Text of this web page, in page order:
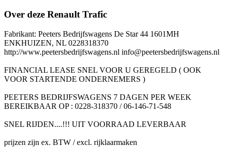
Over deze Renault Trafic
Fabrikant: Peeters Bedrijfswagens De Star 44 1601MH
ENKHUIZEN, NL 0228318370
http://www.peetersbedrijfswagens.nl info@peetersbedrijfswagens.nl
FINANCIAL LEASE SNEL VOOR U GEREGELD ( OOK
VOOR STARTENDE ONDERNEMERS )
PEETERS BEDRIJFSWAGENS 7 DAGEN PER WEEK
BEREIKBAAR OP : 0228-318370 / 06-146-71-548
SNEL RIJDEN....!!! UIT VOORRAAD LEVERBAAR
prijzen zijn ex. BTW / excl. rijklaarmaken